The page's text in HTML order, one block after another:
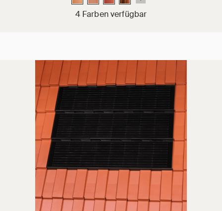
4 Farben verfügbar